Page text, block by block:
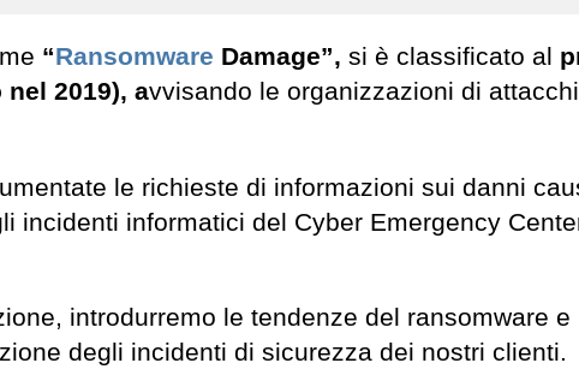
“Ransomware Damage”, si è classificato al
2019), avvisando le organizzazioni di attacchi
le richieste di informazioni sui danni
incidenti informatici del Cyber ​​Emergency
introdurremo le tendenze del ransomware e
degli incidenti di sicurezza dei nostri clienti.